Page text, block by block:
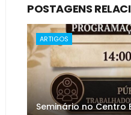
POSTAGENS
ARTIGOS
Seminário no Centro